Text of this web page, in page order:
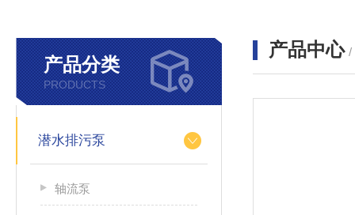
产品分类
PRODUCTS
潜水排污泵
轴流泵
产品中心 /